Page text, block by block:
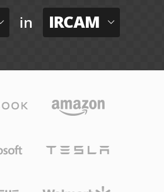
in IRCAM